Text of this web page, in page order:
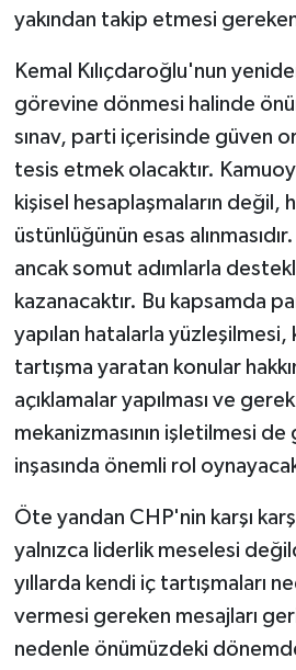
yakından takip etmesi
Kemal Kılıçdaroğlu'nun
görevine dönmesi halinde
sınav, parti içerisinde güven
tesis etmek olacaktır.
kişisel hesaplaşmaların değil,
üstünlüğünün esas
ancak somut adımlarla
kazanacaktır. Bu kapsamda
yapılan hatalarla yüzleşilmesi,
tartışma yaratan konular
açıklamalar yapılması ve
mekanizmasının işletilmesi
inşasında önemli rol
Öte yandan CHP'nin karşı
yalnızca liderlik meselesi
yıllarda kendi iç tartışmaları
vermesi gereken mesajları
nedenle önümüzdeki